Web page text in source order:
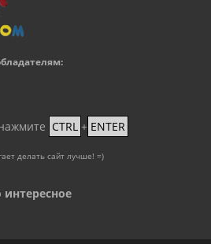
CTRL + ENTER
делать сайт лучше! =)